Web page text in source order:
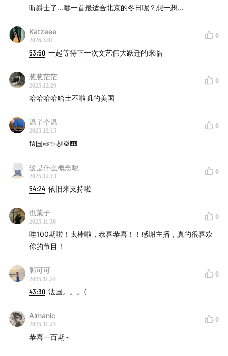
听爵士了…哪一首最适合北京的冬日呢？想一想…
Katzeee
2026.3.01
0
53:50 一起等待下一次文艺伟大跃迁的来临
葱葱茫茫
2025.12.29
0
哈哈哈哈哈土不啦叽的美国
温了个温
2025.12.15
0
fà国🎺✨🎻🥁🎹
这是什么概念呢
2025.12.13
0
54:24 依旧来支持啦
也葉子
2025.11.30
0
哇100期啦！太棒啦，恭喜恭喜！！感谢主播，真的很喜欢
你的节目！
郭可可
2025.11.24
0
43:30 法国。。。(
Almanic
2025.11.23
0
恭喜一百期～